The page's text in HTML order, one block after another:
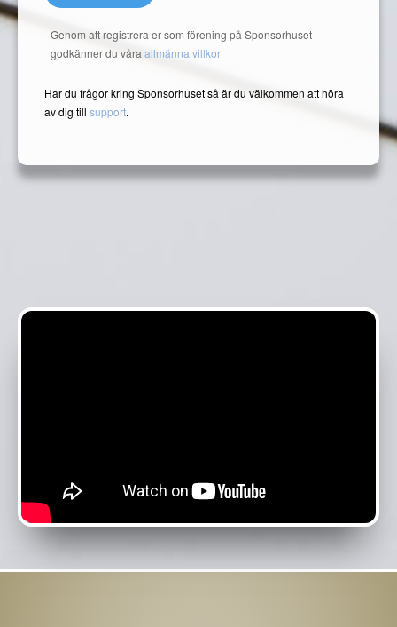
Genom att registrera er som förening på Sponsorhuset
godkänner du våra allmänna villkor
Har du frågor kring Sponsorhuset så är du välkommen att höra
av dig till support.